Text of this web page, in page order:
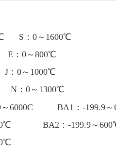
S：0～1600℃
0～800℃
0～1000℃
：0～1300℃
～6000C BA1：-199.9～
BA2：-199.9～